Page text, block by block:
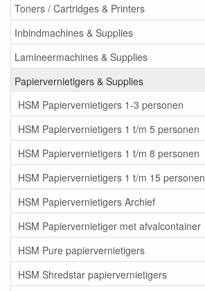
Toners / Cartridges & Printers
Inbindmachines & Supplies
Lamineermachines & Supplies
Papiervernietigers & Supplies
HSM Papiervernietigers 1-3 personen
HSM Papiervernietigers 1 t/m 5 personen
HSM Papiervernietigers 1 t/m 8 personen
HSM Papiervernietigers 1 t/m 15 personen
HSM Papiervernietigers Archief
HSM Papiervernietiger met afvalcontainer
HSM Pure papiervernietigers
HSM Shredstar papiervernietigers